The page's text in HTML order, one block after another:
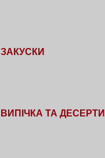
ЗАКУСКИ
ВИПІЧКА ТА ДЕСЕРТИ